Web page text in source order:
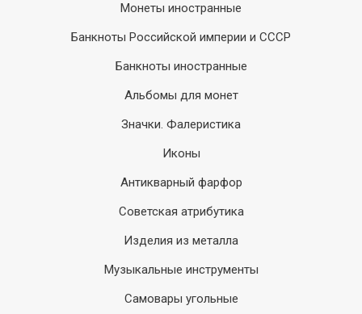
Монеты иностранные
Банкноты Российской империи и СССР
Банкноты иностранные
Альбомы для монет
Значки. Фалеристика
Иконы
Антикварный фарфор
Советская атрибутика
Изделия из металла
Музыкальные инструменты
Самовары угольные